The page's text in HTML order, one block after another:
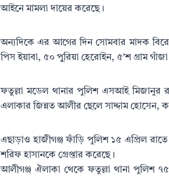
আইনে মামলা দায়ের করেছে।
অন্যদিকে এর আগের দিন সোমবার মাদক
পিস ইয়াবা, ৫০ পুুরিয়া হেরোইন, ৫’শ গ্রাম
ফতুল্লা মডেল থানার পুলিশ এসআই মিজানুর
এলাকার জিন্নত আলীর ছেলে সাদ্দাম হোসেন,
এছাড়াও হাজীগঞ্জ ফাঁড়ি পুলিশ ১৫ এপ্রিল
শরিফ হাসানকে গ্রেপ্তার করেছে।
আলীগঞ্জ ঐলাকা থেকে ফতুল্লা থানা পুলিশ ৭৫